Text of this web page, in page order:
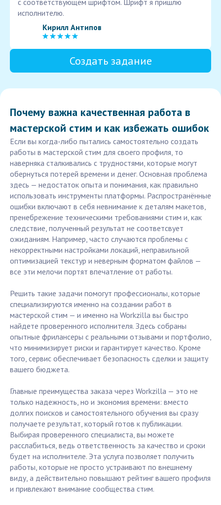
с соответствующем шрифтом. Шрифт я пришлю
исполнителю.
Кирилл Антипов
Создать задание
Почему важна качественная работа в
мастерской стим и как избежать ошибок
Если вы когда-либо пытались самостоятельно создать
работы в мастерской стим для своего профиля, то
наверняка сталкивались с трудностями, которые могут
обернуться потерей времени и денег. Основная проблема
здесь — недостаток опыта и понимания, как правильно
использовать инструменты платформы. Распространённые
ошибки включают в себя невнимание к деталям макетов,
пренебрежение техническими требованиями стим и, как
следствие, полученный результат не соответсвует
ожиданиям. Например, часто случаются проблемы с
некорректными настройками локаций, неправильной
оптимизацией текстур и неверным форматом файлов —
все эти мелочи портят впечатление от работы.
Решить такие задачи помогут профессионалы, которые
специализируются именно на создании работ в
мастерской стим — и именно на Workzilla вы быстро
найдете проверенного исполнителя. Здесь собраны
опытные фрилансеры с реальными отзывами и портфолио,
что минимизирует риски и гарантирует качество. Кроме
того, сервис обеспечивает безопасность сделки и защиту
вашего бюджета.
Главные преимущества заказа через Workzilla — это не
только надежность, но и экономия времени: вместо
долгих поисков и самостоятельного обучения вы сразу
получаете результат, который готов к публикации.
Выбирая проверенного специалиста, вы можете
расслабиться, ведь ответственность за качество и сроки
будет на исполнителе. Эта услуга позволяет получить
работы, которые не просто устраивают по внешнему
виду, а действительно повышают рейтинг вашего профиля
и привлекают внимание сообщества стим.